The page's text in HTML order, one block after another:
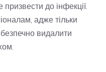
до інфекції.
адже тільки
видалити